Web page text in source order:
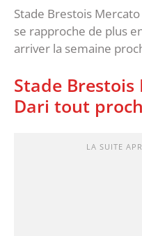
Stade Brestois
se rapproche de plus
arriver la semaine
Stade
Dari tout
LA SUITE